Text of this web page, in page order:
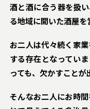
酒と酒に合う器を扱
る地域に開いた酒屋を
お二人は代々続く家
する存在となってい
っても、欠かすことが
そんなお二人にお時